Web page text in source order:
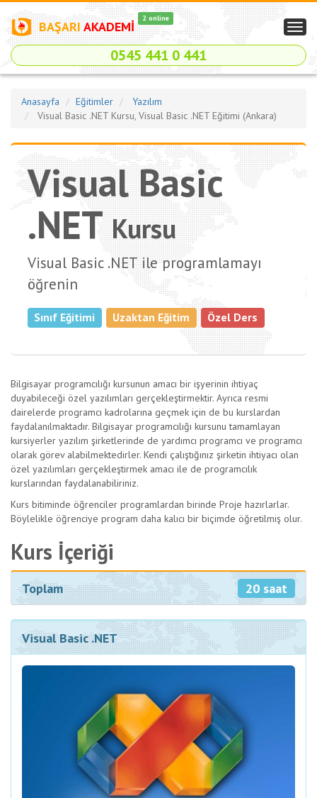
BAŞARIAKADEMİ
2 online
0545 441 0 441
Anasayfa Eğitimler
Yazılım
Visual Basic .NET Kursu, Visual Basic .NET Eğitimi (Ankara)
Visual Basic
.NETKursu
Visual Basic .NET ile programlamayı
öğrenin
Sınıf Eğitimi Uzaktan Eğitim Özel Ders
Bilgisayar programcılığı kursunun amacı bir işyerinin ihtiyaç
duyabileceği özel yazılımları gerçekleştirmektir. Ayrıca resmi
dairelerde programcı kadrolarına geçmek için de bu kurslardan
faydalanılmaktadır. Bilgisayar programcılığı kursunu tamamlayan
kursiyerler yazılım şirketlerinde de yardımcı programcı ve programcı
olarak görev alabilmektedirler. Kendi çalıştığınız şirketin ihtiyacı olan
özel yazılımları gerçekleştirmek amacı ile de programcılık
kurslarından faydalanabiliriniz.
Kurs bitiminde öğrenciler programlardan birinde Proje hazırlarlar.
Böylelikle öğrenciye program daha kalıcı bir biçimde öğretilmiş olur.
Kurs İçeriği
20 saat
Toplam
Visual Basic .NET